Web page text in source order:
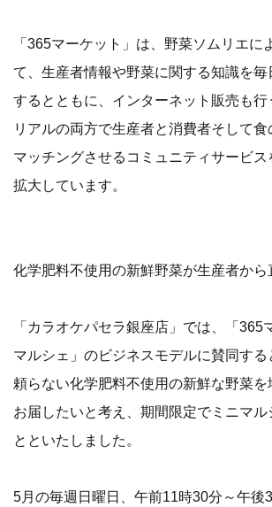
「365マーケット」は、野菜ソムリエに
て、生産者情報や野菜に関する知識を
するとともに、インターネット販売も行
リアルの両方で生産者と消費者そして
マッチングさせるコミュニティサービ
拡大しています。
化学肥料不使用の新鮮野菜が生産者か
「カラオケパセラ銀座店」では、「
マルシェ」のビジネスモデルに賛同する
頼らない化学肥料不使用の新鮮な野菜を
お届したいと考え、期間限定でミニマル
とといたしました。
5月の毎週日曜日、午前11時30分～午後